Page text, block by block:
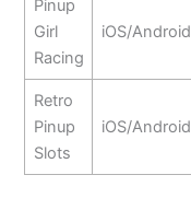
Pinup
Girl
Racing
iOS/Android
Retro
Pinup
Slots
iOS/Android